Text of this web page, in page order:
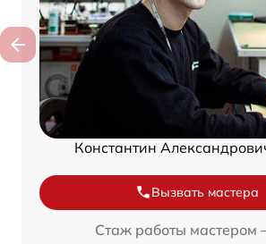
Константин
Вызвать мастера
Стаж работы мастером